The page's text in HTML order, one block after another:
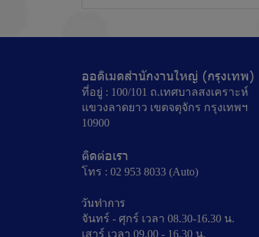
ออดิเมดสำนักงานใหญ่ (กรุงเทพ)
ที่อยู่ : 100/101 ถ.เทศบาลสงเคราะห์
แขวงลาดยาว เขตจตุจักร กรุงเทพฯ
10900
ติดต่อเรา
โทร : 02 953 8033 (Auto)
วันทำการ
จันทร์ - ศุกร์ เวลา 08.30-16.30 น.
เสาร์ เวลา 09.00 - 16.30 น.